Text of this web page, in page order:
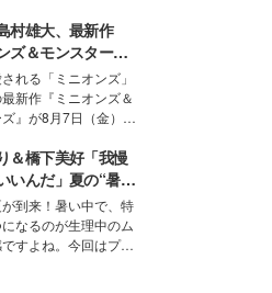
エイティブディレク
しのぶ。一人ひとりの
い、魅力を引き出す
多くの女性たちに勇
え続けている。
村雄大、最新作
ズ＆モンスター
熱弁 ハチャメチャ
い“友情と絆”に感
れる「ミニオンズ」
新作『ミニオンズ＆
』が8月7日（金）に
という共通点を持つモ
と島村雄大の特別対
それぞれの視点か
ではの魅力や予想外
らす奥深いストーリ
く語り合ってもらっ
＆橋下美好「我慢
いんだ」夏の“暑さ
い選択肢とは？
到来！暑い中で、特
なるのが生理中のム
すよね。今回はプラ